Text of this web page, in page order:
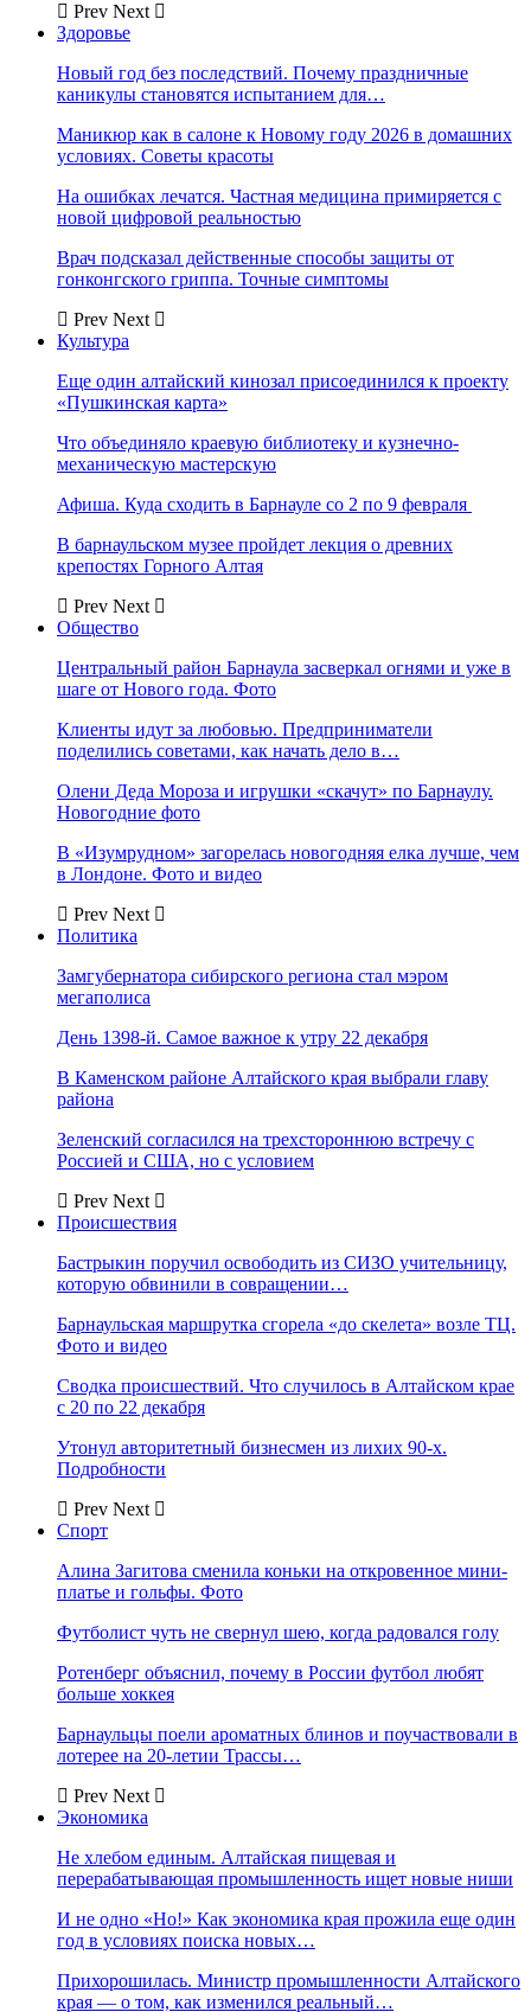
Prev Next
Здоровье
Новый год без последствий. Почему праздничные
каникулы становятся испытанием для…
Маникюр как в салоне к Новому году 2026 в домашних
условиях. Советы красоты
На ошибках лечатся. Частная медицина примиряется с
новой цифровой реальностью
Врач подсказал действенные способы защиты от
гонконгского гриппа. Точные симптомы
Prev Next
Культура
Еще один алтайский кинозал присоединился к проекту
«Пушкинская карта»
Что объединяло краевую библиотеку и кузнечно-
механическую мастерскую
Афиша. Куда сходить в Барнауле со 2 по 9 февраля
В барнаульском музее пройдет лекция о древних
крепостях Горного Алтая
Prev Next
Общество
Центральный район Барнаула засверкал огнями и уже в
шаге от Нового года. Фото
Клиенты идут за любовью. Предприниматели
поделились советами, как начать дело в…
Олени Деда Мороза и игрушки «скачут» по Барнаулу.
Новогодние фото
В «Изумрудном» загорелась новогодняя елка лучше, чем
в Лондоне. Фото и видео
Prev Next
Политика
Замгубернатора сибирского региона стал мэром
мегаполиса
День 1398-й. Самое важное к утру 22 декабря
В Каменском районе Алтайского края выбрали главу
района
Зеленский согласился на трехстороннюю встречу с
Россией и США, но с условием
Prev Next
Происшествия
Бастрыкин поручил освободить из СИЗО учительницу,
которую обвинили в совращении…
Барнаульская маршрутка сгорела «до скелета» возле ТЦ.
Фото и видео
Сводка происшествий. Что случилось в Алтайском крае
с 20 по 22 декабря
Утонул авторитетный бизнесмен из лихих 90-х.
Подробности
Prev Next
Спорт
Алина Загитова сменила коньки на откровенное мини-
платье и гольфы. Фото
Футболист чуть не свернул шею, когда радовался голу
Ротенберг объяснил, почему в России футбол любят
больше хоккея
Барнаульцы поели ароматных блинов и поучаствовали в
лотерее на 20-летии Трассы…
Prev Next
Экономика
Не хлебом единым. Алтайская пищевая и
перерабатывающая промышленность ищет новые ниши
И не одно «Но!» Как экономика края прожила еще один
год в условиях поиска новых…
Прихорошилась. Министр промышленности Алтайского
края — о том, как изменился реальный…